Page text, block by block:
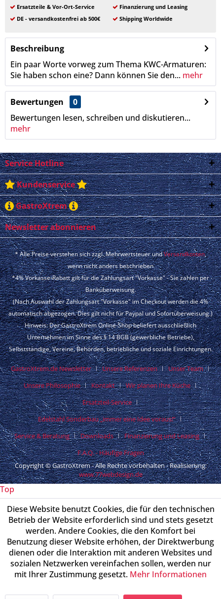
Ersatzteile & Vor-Ort-Service
Finanzierung und Leasing
DE - versandkostenfrei ab 500€
Shipping Worldwide
Beschreibung
Ein paar Worte vorweg zum Thema KWC-Armaturen:
Sie haben schon eine? Dann können Sie den... mehr
Bewertungen
0
Bewertungen lesen, schreiben und diskutieren...
mehr
Service Hotline
Kundenservice
GastroXtrem
Newsletter abonnieren
* Alle Preise verstehen sich zzgl. Mehrwertsteuer undVersandkosten,
wenn nicht anders beschrieben
*4% Vorkasse-Rabatt gilt für die Zahlungsart "Vorkasse" - Sie zahlen per
Banküberweisung.
(Nach Auswahl der Zahlungsart "Vorkasse" im Checkout werden die 4%
automatisch abgezogen. Dies gilt nicht für Paypal und Sofortüberweisung.)
Hinweis: Der GastroXtrem Online-Shop beliefert ausschließlich
Unternehmen im Sinne des § 14 BGB (gewerbliche Betriebe),
Selbstständige, Vereine, Behörden, betriebliche und soziale Einrichtungen.
GastroXtrem.de Newsletter Unsere Referenzen
Unser Team
Unsere Philosophie
Kontakt
Wir planen Ihre Küche
Ersatzteil-Service
Edelstahl Sonderbau „immer eine Idee voraus!“
Service & Beratung
Downloads
Finanzierung und Leasing
F.A.Q. - Häufige Fragen
Copyright © GastroXtrem - Alle Rechte vorbehalten - Realisierung:
www.77webdesign.de
Top
Diese Website benutzt Cookies, die für den technischen
Betrieb der Website erforderlich sind und stets gesetzt
werden. Andere Cookies, die den Komfort bei
Benutzung dieser Website erhöhen, der Direktwerbung
dienen oder die Interaktion mit anderen Websites und
sozialen Netzwerken vereinfachen sollen, werden nur
mit Ihrer Zustimmung gesetzt. Mehr Informationen